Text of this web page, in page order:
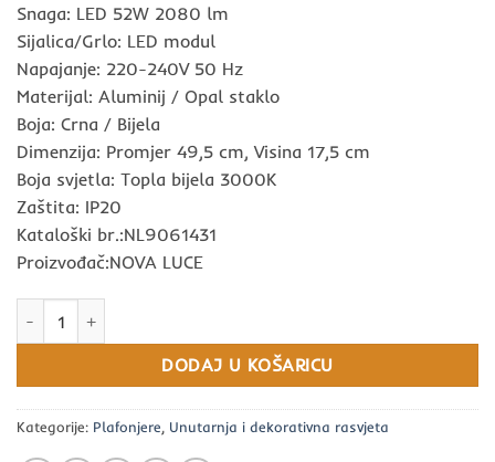
Snaga: LED 52W 2080 lm
Sijalica/Grlo: LED modul
Napajanje: 220-240V 50 Hz
Materijal: Aluminij / Opal staklo
Boja: Crna / Bijela
Dimenzija: Promjer 49,5 cm, Visina 17,5 cm
Boja svjetla: Topla bijela 3000K
Zaštita: IP20
Kataloški br.:NL9061431
Proizvođač:NOVA LUCE
DODAJ U KOŠARICU
Kategorije: Plafonjere, Unutarnja i dekorativna rasvjeta